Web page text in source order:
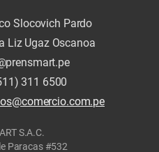
Slocovich Pardo
Liz Ugaz Oscanoa
311 6500
S.A.C.
Paracas #532